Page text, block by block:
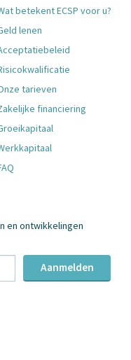
betekent ECSP voor u?
lenen
tarieven
financiering
en ontwikkelingen
Aanmelden